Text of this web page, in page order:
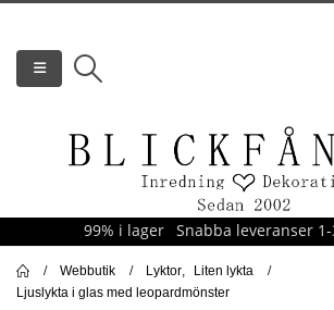
99% i lager Snabba leveranser
Webbutik Lyktor
Liten lykta
Ljuslykta i glas med leopardmönster